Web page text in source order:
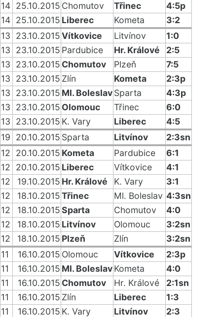
14 25.10.2015 Chomutov Třinec
4:5p
14 25.10.2015 Liberec Kometa
3:2
13
23.10.2015Vítkovice Litvínov
1:0
13
23.10.2015 Pardubice Hr. Králové
2:5
13
23.10.2015 Chomutov Plzeň
7:5
13
23.10.2015 Zlín Kometa
2:3p
13
23.10.2015 Ml. BoleslavSparta
4:3p
13
23.10.2015 Olomouc Třinec
6:0
13
23.10.2015 K. Vary Liberec
4:5
19
20.10.2015 Sparta Litvínov
2:3sn
12
20.10.2015 Kometa Pardubice
6:1
12
20.10.2015 Liberec Vítkovice
4:1
12
19.10.2015 Hr. Králové K. Vary
3:1
12
18.10.2015Třinec Ml. Boleslav 4:3sn
12
18.10.2015Sparta Chomutov
4:0
12
18.10.2015 Litvínov Olomouc
3:2sn
12
18.10.2015 Plzeň Zlín
3:2sn
11
16.10.2015 Olomouc Vítkovice
2:3p
11
16.10.2015 Ml. BoleslavKometa
4:0
11
16.10.2015 Chomutov Hr. Králové
2:1sn
11
16.10.2015 Zlín Liberec
1:3
11
16.10.2015 K. Vary Litvínov
2:3